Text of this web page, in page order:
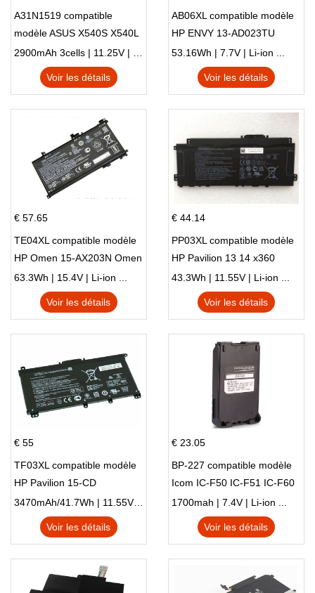
A31N1519 compatible
modèle ASUS X540S X540L
X540LA-SI302 X540SA
X540S
2900mAh 3cells | 11.25V | Li-ion ...
Voir les détails
AB06XL compatible modèle
HP ENVY 13-AD023TU
HSTNN-DB8C 921438-855
TPN-I128
53.16Wh | 7.7V | Li-ion ...
Voir les détails
€ 57.65
TE04XL compatible modèle
HP Omen 15-AX203N Omen
15 Series Pavilion 15 Series
63.3Wh | 15.4V | Li-ion ...
Voir les détails
€ 44.14
PP03XL compatible modèle
HP Pavilion 13 14 x360
L83388-AC1 L83388-421
HSTNN-LB8S M01118-421
M01144-005 13-BB 14-DV
43.3Wh | 11.55V | Li-ion ...
Voir les détails
€ 55
TF03XL compatible modèle
HP Pavilion 15-CD
3470mAh/41.7Wh | 11.55V | Li-ion ...
Voir les détails
€ 23.05
BP-227 compatible modèle
Icom IC-F50 IC-F51 IC-F60
IC-F61 IC-M87
1700mah | 7.4V | Li-ion ...
Voir les détails